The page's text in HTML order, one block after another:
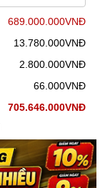
689.000.000VNĐ
13.780.000VNĐ
2.800.000VNĐ
66.000VNĐ
705.646.000VNĐ